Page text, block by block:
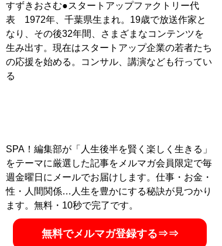
すずきおさむ●スタートアップファクトリー代
表 1972年、千葉県生まれ。19歳で放送作家と
なり、その後32年間、さまざまなコンテンツを
生み出す。現在はスタートアップ企業の若者たち
の応援を始める。コンサル、講演なども行ってい
る
SPA！編集部が「人生後半を賢く楽しく生きる」
をテーマに厳選した記事をメルマガ会員限定で毎
週金曜日にメールでお届けします。仕事・お金・
性・人間関係…人生を豊かにする秘訣が見つかり
ます。無料・10秒で完了です。
無料でメルマガ登録する⇒⇒